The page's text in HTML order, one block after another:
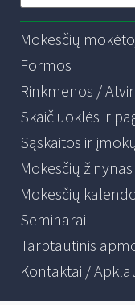
Mokesčių
Formos
Rinkmenos /
Skaičiuoklės ir
Sąskaitos ir
Mokesčių žinynas
Mokesčių
Seminarai
Tarptautinis
Kontaktai /